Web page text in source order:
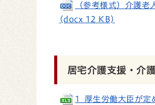
（参考様式）介護
(docx 12 KB)
居宅介護支援・介
1_厚生労働大臣が